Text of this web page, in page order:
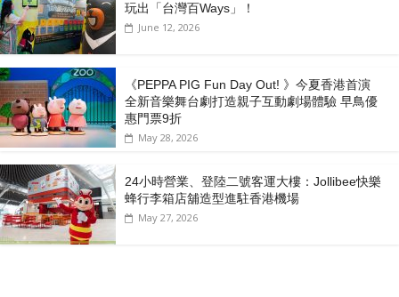
玩出「台灣百Ways」！
June 12, 2026
《PEPPA PIG Fun Day Out! 》今夏香港首演
全新音樂舞台劇打造親子互動劇場體驗 早鳥優
惠門票9折
May 28, 2026
24小時營業、登陸二號客運大樓：Jollibee快樂
蜂行李箱店舖造型進駐香港機場
May 27, 2026